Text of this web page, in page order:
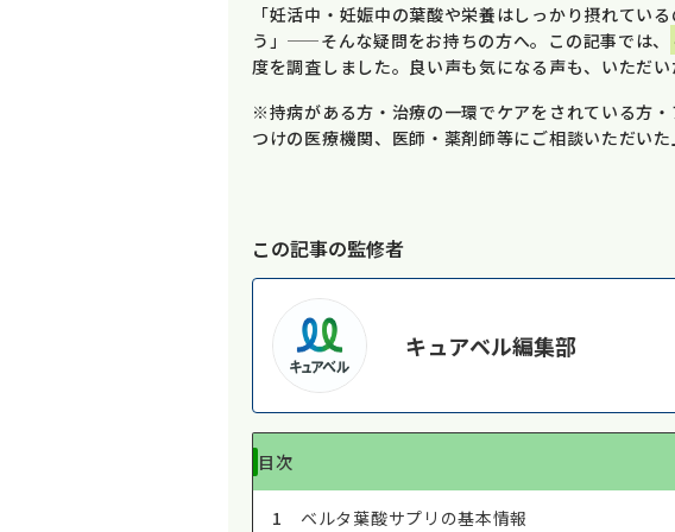
「妊活中・妊娠中の葉酸や栄養はしっかり摂れてい
う」——そんな疑問をお持ちの方へ。この記事では、
度を調査しました。良い声も気になる声も、いただ
※持病がある方・治療の一環でケアをされている方
つけの医療機関、医師・薬剤師等にご相談いただいた
この記事の監修者
キュアベル編集部
目次
1 ベルタ葉酸サプリの基本情報